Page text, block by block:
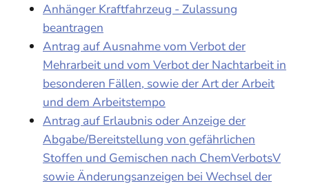
Anhänger Kraftfahrzeug - Zulassung
beantragen
Antrag auf Ausnahme vom Verbot der
Mehrarbeit und vom Verbot der Nachtarbeit in
besonderen Fällen, sowie der Art der Arbeit
und dem Arbeitstempo
Antrag auf Erlaubnis oder Anzeige der
Abgabe/Bereitstellung von gefährlichen
Stoffen und Gemischen nach ChemVerbotsV
sowie Änderungsanzeigen bei Wechsel der